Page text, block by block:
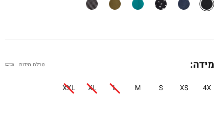
מידה:
4X
XS
S
M
L
XL
XXL
טבלת מידות